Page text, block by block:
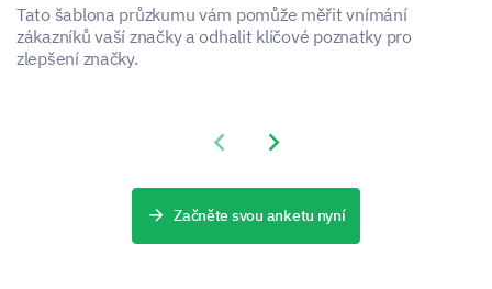
Dražší
Přibližně stejné
Jak podle vás kvalita našeho produktu
Tato šablona průzkumu vám pomůže měřit vnímání
zákazníků vaší značky a odhalit klíčové poznatky pro
zlepšení značky.
Previous slide
Next slide
Začněte svou anketu nyní